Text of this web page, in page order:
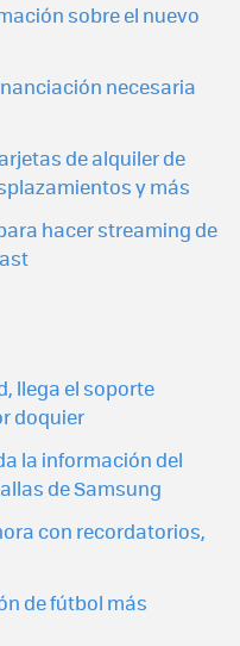
sobre el nuevo
necesaria
de alquiler de
y más
hacer streaming de
llega el soporte
doquier
la información del
de Samsung
con recordatorios,
de fútbol más